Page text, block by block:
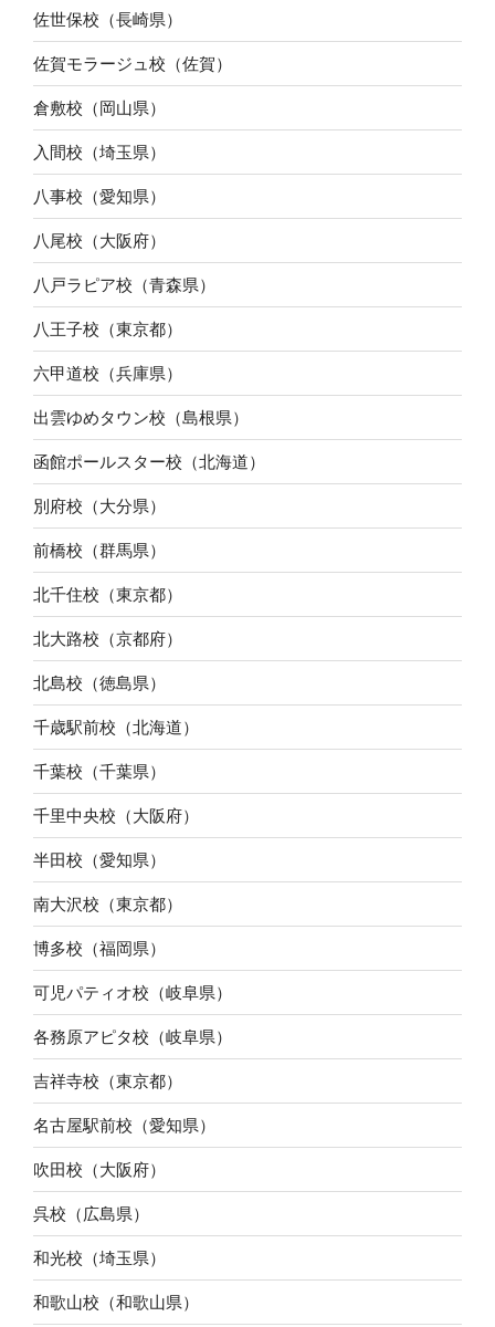
佐世保校（長崎県）
佐賀モラージュ校（佐賀）
倉敷校（岡山県）
入間校（埼玉県）
八事校（愛知県）
八尾校（大阪府）
八戸ラピア校（青森県）
八王子校（東京都）
六甲道校（兵庫県）
出雲ゆめタウン校（島根県）
函館ポールスター校（北海道）
別府校（大分県）
前橋校（群馬県）
北千住校（東京都）
北大路校（京都府）
北島校（徳島県）
千歳駅前校（北海道）
千葉校（千葉県）
千里中央校（大阪府）
半田校（愛知県）
南大沢校（東京都）
博多校（福岡県）
可児パティオ校（岐阜県）
各務原アピタ校（岐阜県）
吉祥寺校（東京都）
名古屋駅前校（愛知県）
吹田校（大阪府）
呉校（広島県）
和光校（埼玉県）
和歌山校（和歌山県）